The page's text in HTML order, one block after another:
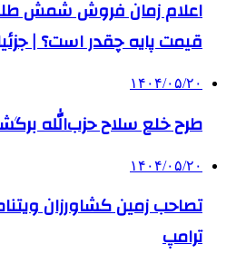
اعلام زمان فروش شمش
قیمت پایه چقدر است؟ |
۱۴۰۴/۰۵/۲۰
طرح خلع سلاح حزب‌الله
۱۴۰۴/۰۵/۲۰
تصاحب زمین کشاورزان
ترامپ